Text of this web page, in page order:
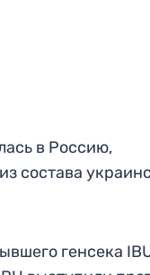
в Россию,
состава
генсека